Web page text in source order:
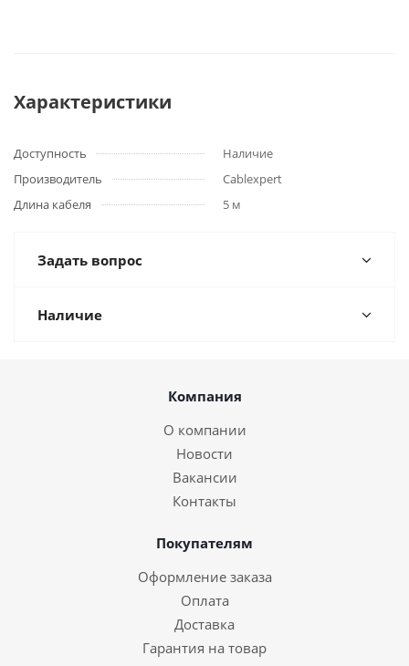
Характеристики
Доступность
Наличие
Производитель
Cablexpert
Длина кабеля
5 м
Задать вопрос
Наличие
Компания
О компании
Новости
Вакансии
Контакты
Покупателям
Оформление заказа
Оплата
Доставка
Гарантия на товар